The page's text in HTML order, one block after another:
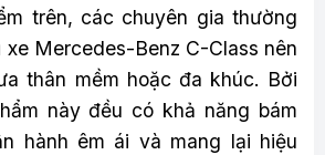
trên, các chuyên gia thường
Mercedes-Benz C-Class nên
thân mềm hoặc đa khúc. Bởi
này đều có khả năng bám
hành êm ái và mang lại hiệu